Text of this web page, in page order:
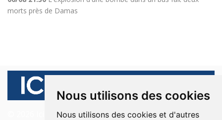
Nous utilisons des cookies
Nous utilisons des cookies et d'autres
morts près de Damas
© 2026 Ici Beyrouth. Tous les droits sont réservés.